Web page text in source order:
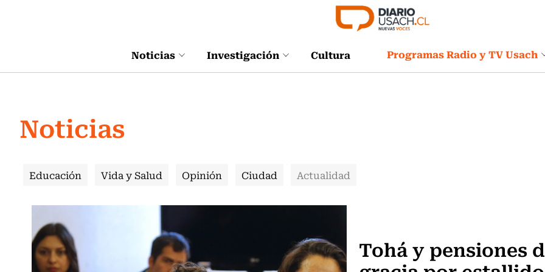
Noticias Investigación Cultura Programas Radio y TV Usach
Noticias
Educación Vida y Salud Opinión Ciudad Actualidad
Tohá y pensiones